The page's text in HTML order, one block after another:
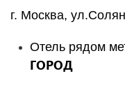
г. Москва,
Отель рядом
ГОРОД